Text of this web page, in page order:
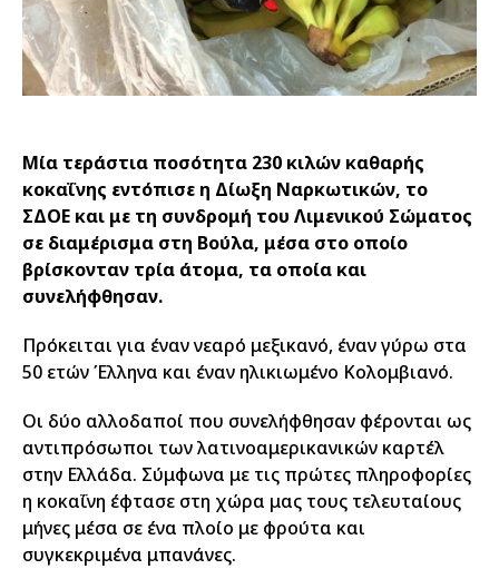
Μία τεράστια ποσότητα 230 κιλών καθαρής
κοκαΐνης εντόπισε η Δίωξη Ναρκωτικών, το
ΣΔΟΕ και με τη συνδρομή του Λιμενικού Σώματος
σε διαμέρισμα στη Βούλα, μέσα στο οποίο
βρίσκονταν τρία άτομα, τα οποία και
συνελήφθησαν.
Πρόκειται για έναν νεαρό μεξικανό, έναν γύρω στα
50 ετών Έλληνα και έναν ηλικιωμένο Κολομβιανό.
Οι δύο αλλοδαποί που συνελήφθησαν φέρονται ως
αντιπρόσωποι των λατινοαμερικανικών καρτέλ
στην Ελλάδα. Σύμφωνα με τις πρώτες πληροφορίες
η κοκαΐνη έφτασε στη χώρα μας τους τελευταίους
μήνες μέσα σε ένα πλοίο με φρούτα και
συγκεκριμένα μπανάνες.